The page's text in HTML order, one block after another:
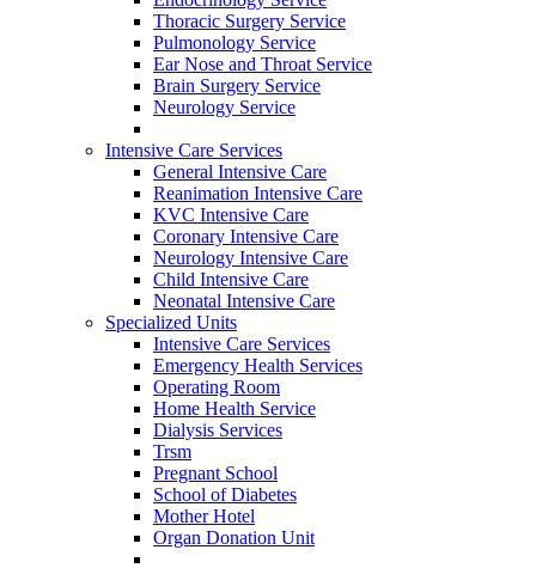
Thoracic Surgery Service
Pulmonology Service
Ear Nose and Throat Service
Brain Surgery Service
Neurology Service
Intensive Care Services
General Intensive Care
Reanimation Intensive Care
KVC Intensive Care
Coronary Intensive Care
Neurology Intensive Care
Child Intensive Care
Neonatal Intensive Care
Specialized Units
Intensive Care Services
Emergency Health Services
Operating Room
Home Health Service
Dialysis Services
Trsm
Pregnant School
School of Diabetes
Mother Hotel
Organ Donation Unit